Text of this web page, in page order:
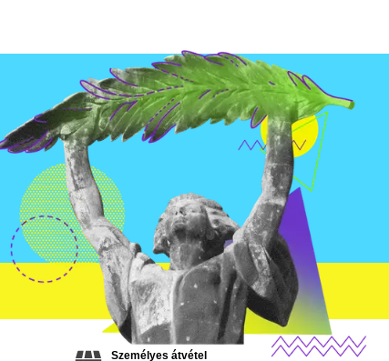
Személyes átvétel